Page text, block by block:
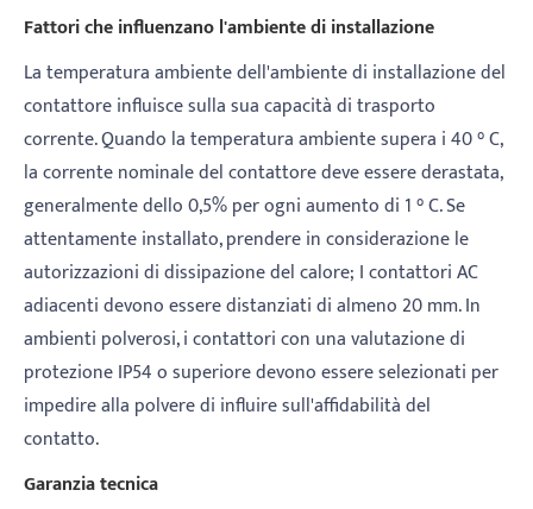
Fattori che influenzano l'ambiente di installazione
La temperatura ambiente dell'ambiente di installazione del
contattore influisce sulla sua capacità di trasporto
corrente. Quando la temperatura ambiente supera i 40 ° C,
la corrente nominale del contattore deve essere derastata,
generalmente dello 0,5% per ogni aumento di 1 ° C. Se
attentamente installato, prendere in considerazione le
autorizzazioni di dissipazione del calore; I contattori AC
adiacenti devono essere distanziati di almeno 20 mm. In
ambienti polverosi, i contattori con una valutazione di
protezione IP54 o superiore devono essere selezionati per
impedire alla polvere di influire sull'affidabilità del
contatto.
Garanzia tecnica